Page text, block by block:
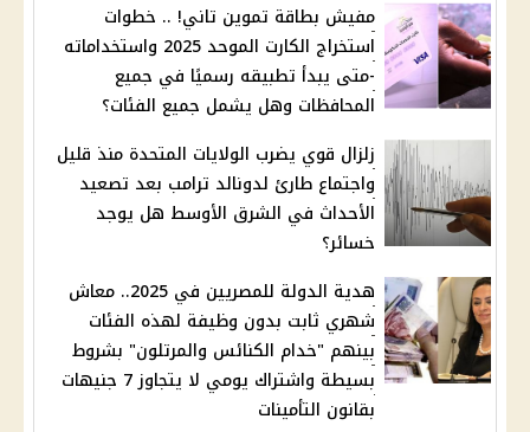
مفيش بطاقة تموين تاني! .. خطوات
استخراج الكارت الموحد 2025 واستخداماته
-متى يبدأ تطبيقه رسميًا في جميع
المحافظات وهل يشمل جميع الفئات؟
زلزال قوي يضرب الولايات المتحدة منذ قليل
واجتماع طارئ لدونالد ترامب بعد تصعيد
الأحداث في الشرق الأوسط هل يوجد
خسائر؟
هدية الدولة للمصريين في 2025.. معاش
شهري ثابت بدون وظيفة لهذه الفئات
بينهم "خدام الكنائس والمرتلون" بشروط
بسيطة واشتراك يومي لا يتجاوز 7 جنيهات
بقانون التأمينات